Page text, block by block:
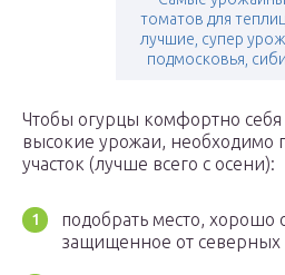
томатов для
лучшие, супер
подмосковья,
Чтобы огурцы комфортно себя
высокие урожаи, необходимо
участок (лучше всего с осени):
подобрать место,
защищенное от северных